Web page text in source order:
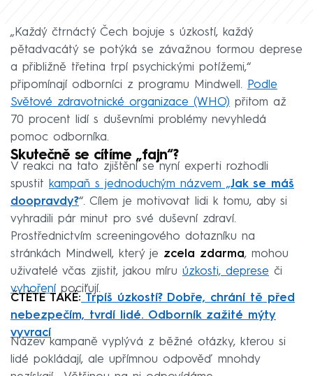
„Každý čtrnáctý Čech bojuje s úzkostí, každý
pětadvacátý se potýká se závažnou formou deprese
a přibližně třetina trpí psychickými potížemi,“
připomínají odborníci z programu Mindwell. Podle
Světové zdravotnické organizace (WHO) přitom až
70 procent lidí s duševními problémy nevyhledá
pomoc odborníka.
Skutečně se cítíme „fajn“?
V reakci na tato zjištění se nyní experti rozhodli
spustit kampaň s jednoduchým názvem „Jak se máš
doopravdy?“. Cílem je motivovat lidi k tomu, aby si
vyhradili pár minut pro své duševní zdraví.
Prostřednictvím screeningového dotazníku na
stránkách Mindwell, který je zcela zdarma, mohou
uživatelé včas zjistit, jakou míru úzkosti, deprese či
vyhoření pociťují.
ČTĚTE TAKÉ: Trpíš úzkostí? Dobře, chrání tě před
nebezpečím, tvrdí lidé. Odborník zažité mýty
vyvrací
Název kampaně vyplývá z běžné otázky, kterou si
lidé pokládají, ale upřímnou odpověď mnohdy